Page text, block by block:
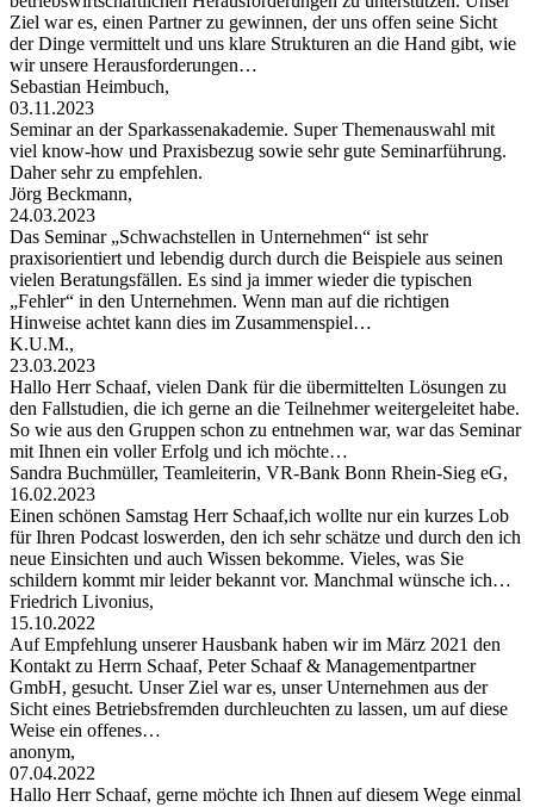
Ziel war es, einen Partner zu gewinnen, der uns offen seine Sicht
der Dinge vermittelt und uns klare Strukturen an die Hand gibt, wie
wir unsere Herausforderungen…
Sebastian Heimbuch,
03.11.2023
Seminar an der Sparkassenakademie. Super Themenauswahl mit
viel know-how und Praxisbezug sowie sehr gute Seminarführung.
Daher sehr zu empfehlen.
Jörg Beckmann,
24.03.2023
Das Seminar „Schwachstellen in Unternehmen“ ist sehr
praxisorientiert und lebendig durch durch die Beispiele aus seinen
vielen Beratungsfällen. Es sind ja immer wieder die typischen
„Fehler“ in den Unternehmen. Wenn man auf die richtigen
Hinweise achtet kann dies im Zusammenspiel…
K.U.M.,
23.03.2023
Hallo Herr Schaaf, vielen Dank für die übermittelten Lösungen zu
den Fallstudien, die ich gerne an die Teilnehmer weitergeleitet habe.
So wie aus den Gruppen schon zu entnehmen war, war das Seminar
mit Ihnen ein voller Erfolg und ich möchte…
Sandra Buchmüller, Teamleiterin, VR-Bank Bonn Rhein-Sieg eG,
16.02.2023
Einen schönen Samstag Herr Schaaf,ich wollte nur ein kurzes Lob
für Ihren Podcast loswerden, den ich sehr schätze und durch den ich
neue Einsichten und auch Wissen bekomme. Vieles, was Sie
schildern kommt mir leider bekannt vor. Manchmal wünsche ich…
Friedrich Livonius,
15.10.2022
Auf Empfehlung unserer Hausbank haben wir im März 2021 den
Kontakt zu Herrn Schaaf, Peter Schaaf & Managementpartner
GmbH, gesucht. Unser Ziel war es, unser Unternehmen aus der
Sicht eines Betriebsfremden durchleuchten zu lassen, um auf diese
Weise ein offenes…
anonym,
07.04.2022
Hallo Herr Schaaf, gerne möchte ich Ihnen auf diesem Wege einmal